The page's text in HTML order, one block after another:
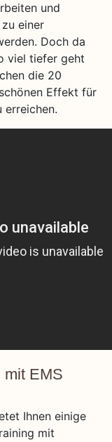
und
einer
Doch da
viel tiefer geht
die 20
Effekt für
erreichen.
mit EMS
Ihnen einige
mit